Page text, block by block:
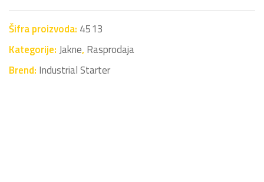
Šifra proizvoda: 4513
Kategorije:Jakne,Rasprodaja
Brend: Industrial Starter